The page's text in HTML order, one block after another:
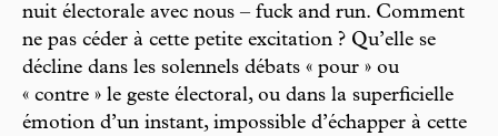
nuit électorale avec nous – fuck and run. Comment
ne pas céder à cette petite excitation ? Qu’elle se
décline dans les solennels débats « pour » ou
« contre » le geste électoral, ou dans la superficielle
émotion d’un instant, impossible d’échapper à cette